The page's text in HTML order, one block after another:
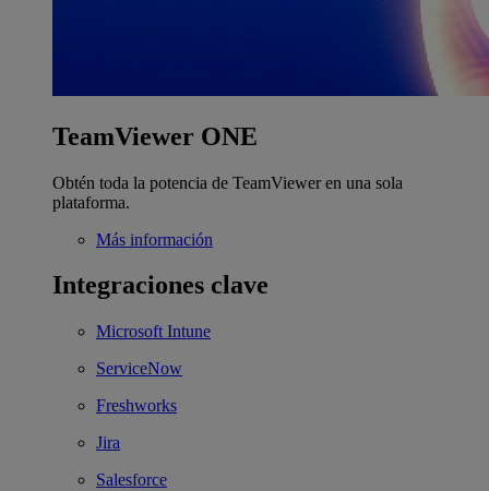
TeamViewer ONE
Obtén toda la potencia de TeamViewer en una sola
plataforma.
Más información
Integraciones clave
Microsoft Intune
ServiceNow
Freshworks
Jira
Salesforce